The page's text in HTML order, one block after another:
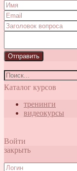
Отправить
Каталог курсов
тренинги
видеокурсы
Войти
закрыть